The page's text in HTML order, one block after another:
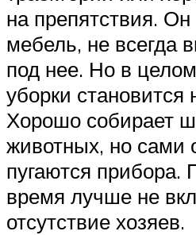
на препятствия.
мебель, не всегда
под нее. Но в
уборки
Хорошо собирает
животных, но сами
пугаются прибора.
время лучше не
отсутствие хозяев.